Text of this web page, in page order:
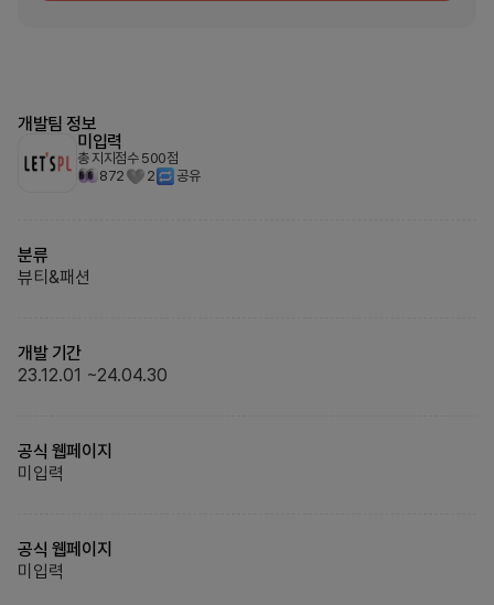
개발팀 정보
미입력
총 지지점수 500점
872
2 공유
분류
뷰티&패션
개발 기간
23.12.01 ~24.04.30
공식 웹페이지
미입력
공식 웹페이지
미입력